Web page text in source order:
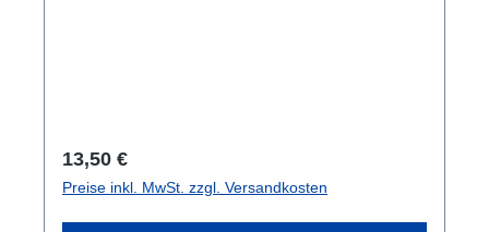
Regulärer Preis:
13,50 €
Preise inkl. MwSt. zzgl. Versandkosten